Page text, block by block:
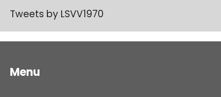
Tweets by LSVV1970
Menu